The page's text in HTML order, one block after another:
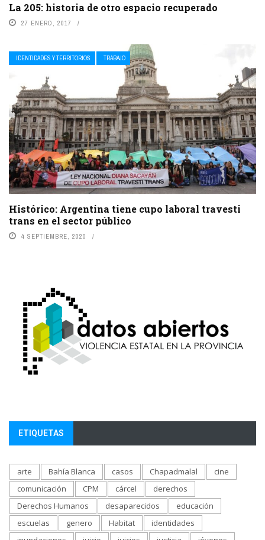
La 205: historia de otro espacio recuperado
27 ENERO, 2017
IDENTIDADES Y TERRITORIOS TRABAJO
Histórico: Argentina tiene cupo laboral travesti
trans en el sector público
4 SEPTIEMBRE, 2020
ETIQUETAS
arte Bahía Blanca casos Chapadmalal
cine
comunicación
CPM cárcel
derechos
Derechos Humanos
desaparecidos
educación
escuelas
genero Habitat
identidades